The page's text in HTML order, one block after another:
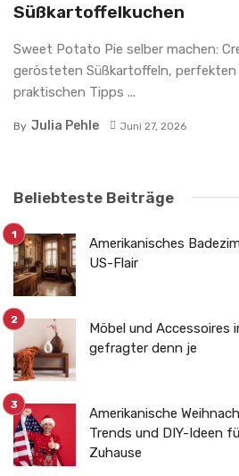
Süßkartoffelkuchen
Sweet Potato Pie selber machen:
gerösteten Süßkartoffeln, perfekten
praktischen Tipps ...
By Julia Pehle Juni 27, 2026
Beliebteste Beiträge
Amerikanisches
US-Flair
Möbel und Accessoires
gefragter denn je
Amerikanische
Trends und DIY-Ideen
Zuhause